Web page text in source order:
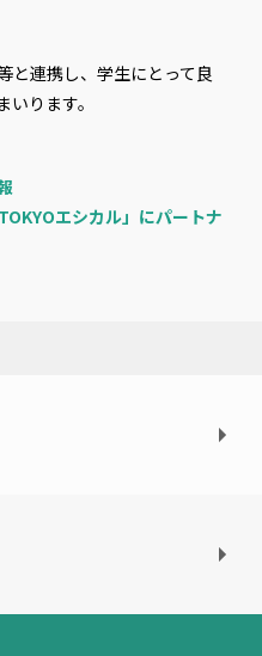
と連携し、学生にとって良
ります。
エシカル」にパートナ